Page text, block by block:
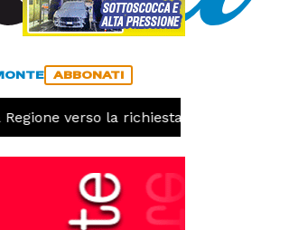
ABBONATI
verso la richiesta dello stato di